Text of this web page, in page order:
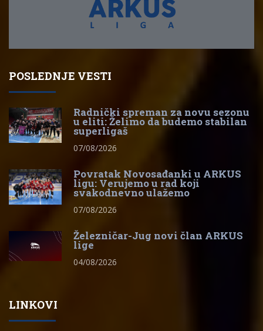
POSLEDNJE VESTI
Radnički spreman za novu sezonu
u eliti: Želimo da budemo stabilan
superligaš
07/08/2026
Povratak Novosađanki u ARKUS
ligu: Verujemo u rad koji
svakodnevno ulažemo
07/08/2026
Železničar-Jug novi član ARKUS
lige
04/08/2026
LINKOVI